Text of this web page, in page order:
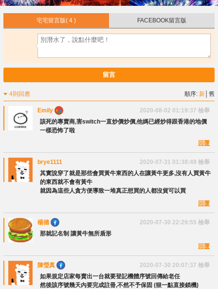
宅宅留言版( 4 ) FACEBOOK留言版
留言
4則回應 順序:新 │舊
Emily 2020-08-02 01:19:37 檢舉
該死的專賣商,害switch一直炒價炒價,他媽已經炒得跟香港的地價
一樣恐怖了啦
回覆
brye1111 2020-07-31 01:38:49 檢舉
其實說穿了就是那些會買黃牛東西的人在讓黃牛更多,沒有人買黃牛
的東西就不會有黃牛
就因為這些人貪方便導致一堆真正想買的人都沒貨可以買
回覆
楊德 2020-07-30 22:29:55 檢舉
那就記名制 讓黃牛無所盾形
回覆
陳瑩真 2020-07-30 20:07:37 檢舉
如果規定店家每賣出一台就要登記機體序號回傳給老任
然後該序號幾天內要完成註冊,不然不予保固 (狠一點直接鎖機)